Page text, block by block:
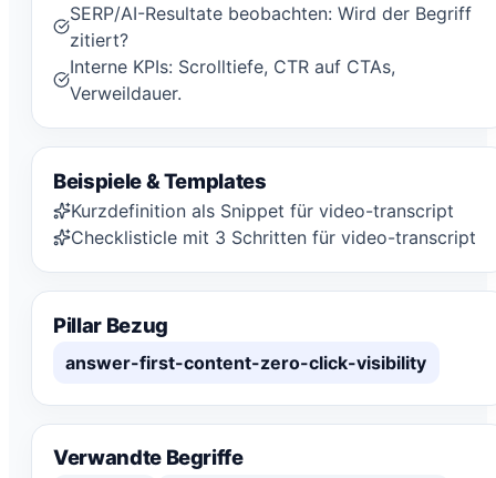
SERP/AI-Resultate beobachten: Wird der Begriff
zitiert?
Interne KPIs: Scrolltiefe, CTR auf CTAs,
Verweildauer.
Beispiele & Templates
Kurzdefinition als Snippet für video-transcript
Checklisticle mit 3 Schritten für video-transcript
Pillar Bezug
answer-first-content-zero-click-visibility
Verwandte Begriffe